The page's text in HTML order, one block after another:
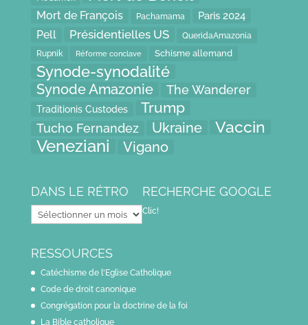
Mort de François Pachamama Paris 2024
Pell Présidentielles US QueridaAmazonia
Rupnik Réforme conclave Schisme allemand
Synode-synodalité
Synode Amazonie The Wanderer
Traditionis Custodes Trump
Tucho Fernandez Ukraine Vaccin
Veneziani Vigano
DANS LE RÉTRO
Dans
le
RECHERCHE GOOGLE
Clic!
RESSOURCES
Catéchisme de l'Eglise Catholique
Code de droit canonique
Congrégation pour la doctrine de la foi
La Bible catholique